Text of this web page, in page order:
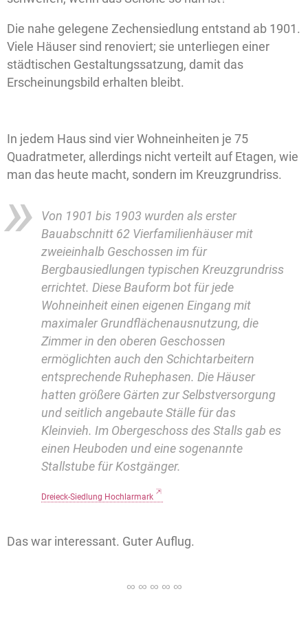
Die nahe gelegene Zechensiedlung entstand ab 1901.
Viele Häuser sind renoviert; sie unterliegen einer
städtischen Gestaltungssatzung, damit das
Erscheinungsbild erhalten bleibt.
In jedem Haus sind vier Wohneinheiten je 75
Quadratmeter, allerdings nicht verteilt auf Etagen, wie
man das heute macht, sondern im Kreuzgrundriss.
Von 1901 bis 1903 wurden als erster
Bauabschnitt 62 Vierfamilienhäuser mit
zweieinhalb Geschossen im für
Bergbausiedlungen typischen Kreuzgrundriss
errichtet. Diese Bauform bot für jede
Wohneinheit einen eigenen Eingang mit
maximaler Grundflächenausnutzung, die
Zimmer in den oberen Geschossen
ermöglichten auch den Schichtarbeitern
entsprechende Ruhephasen. Die Häuser
hatten größere Gärten zur Selbstversorgung
und seitlich angebaute Ställe für das
Kleinvieh. Im Obergeschoss des Stalls gab es
einen Heuboden und eine sogenannte
Stallstube für Kostgänger.
Dreieck-Siedlung Hochlarmark
Das war interessant. Guter Auflug.